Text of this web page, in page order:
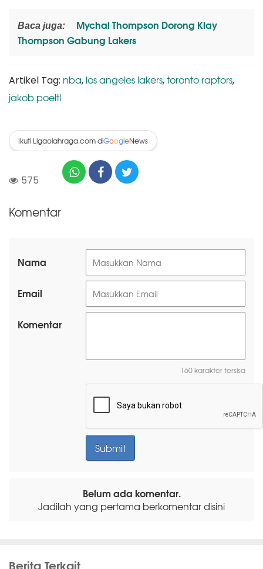
Baca juga:
Mychal Thompson Dorong Klay
Thompson Gabung Lakers
Artikel Tag: nba, los angeles lakers,toronto raptors,
jakob poeltl
Ikuti Ligaolahraga.com diGoogleNews
575
Komentar
Nama
Email
Komentar
160 karakter tersisa
Belum ada komentar.
Jadilah yang pertama berkomentar disini
Berita Terkait